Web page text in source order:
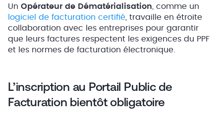
Un Opérateur de Dématérialisation , comme un
logiciel de facturation certifié , travaille en étroite
collaboration avec les entreprises pour garantir
que leurs factures respectent les exigences du PPF
et les normes de facturation électronique.
L’inscription au Portail Public de
Facturation bientôt obligatoire